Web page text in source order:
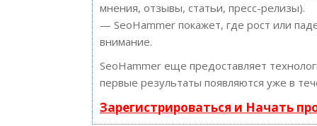
мнения, отзывы, статьи, пресс-релизы).
— SeoHammer покажет, где рост или
внимание.
SeoHammer еще предоставляет
первые результаты появляются уже в
Зарегистрироваться и Начать